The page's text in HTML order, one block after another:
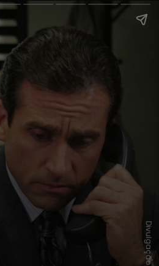
Divulgação